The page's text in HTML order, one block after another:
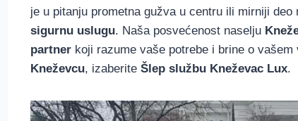
je u pitanju prometna gužva u centru ili mirniji
sigurnu uslugu. Naša posvećenost naselju
partner koji razume vaše potrebe i brine o vašem
Kneževcu, izaberite Šlep službu Kneževac Lux.